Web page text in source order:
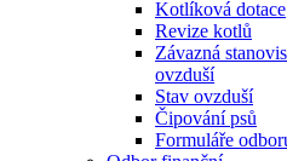
Kotlíková dotace
Revize kotlů
Závazná
ovzduší
Stav ovzduší
Čipování psů
Formuláře